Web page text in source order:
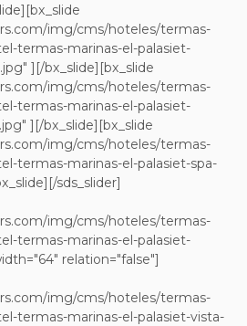
img/cms/hoteles/termas-
termas-marinas-el-palasiet-
][/bx_slide][bx_slide
img/cms/hoteles/termas-
termas-marinas-el-palasiet-
][/bx_slide][bx_slide
img/cms/hoteles/termas-
termas-marinas-el-palasiet-spa-
sds_slider]
img/cms/hoteles/termas-
termas-marinas-el-palasiet-
relation="false"]
img/cms/hoteles/termas-
termas-marinas-el-palasiet-vista-